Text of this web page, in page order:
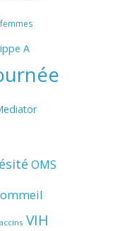
femmes
A
OMS
VIH